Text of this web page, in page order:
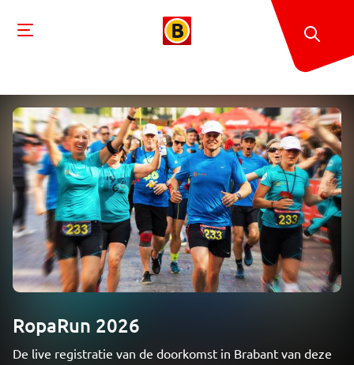
RopaRun 2026
De live registratie van de doorkomst in Brabant van deze